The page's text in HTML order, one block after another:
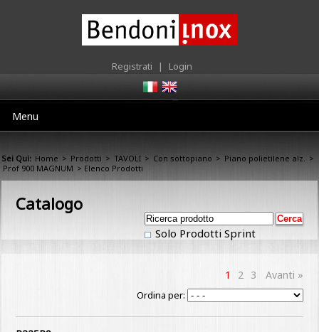
Registrati | Login
Menu
Sei Qui: Home > Prodotti > TAVOLI > Con sottopiano > Piano polietilene alz. >
Prof 900 MAGNUM > Elenco Prodotti
Catalogo
Solo Prodotti Sprint
1 2 3 Avanti »
Ordina per: